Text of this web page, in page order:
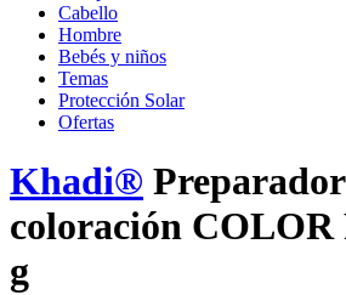
Cabello
Hombre
Bebés y niños
Temas
Protección Solar
Ofertas
Khadi®
coloración COLOR
g